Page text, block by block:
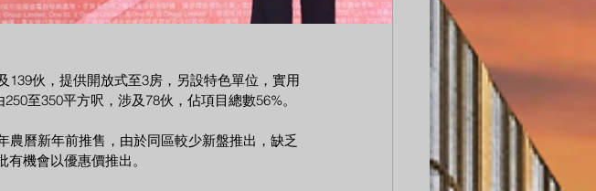
139伙，提供開放式至3房，另設特色單位，實用
至350平方呎，涉及78伙，佔項目總數56%。
農曆新年前推售，由於同區較少新盤推出，缺乏
機會以優惠價推出。